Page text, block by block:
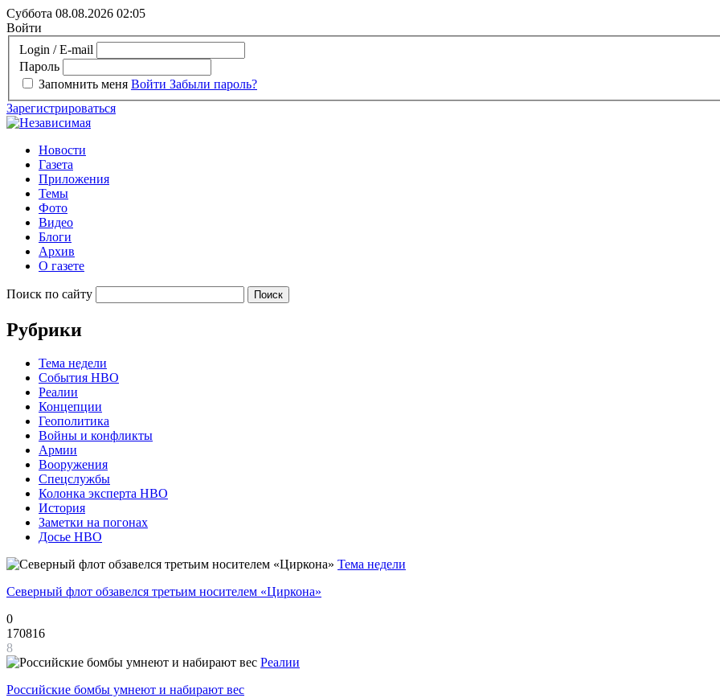
Суббота 08.08.2026 02:05
Войти
Login / E-mail
Пароль
Запомнить меня Войти Забыли пароль?
Зарегистрироваться
Новости
Газета
Приложения
Темы
Фото
Видео
Блоги
Архив
О газете
Поиск по сайту
Рубрики
Тема недели
События НВО
Реалии
Концепции
Геополитика
Войны и конфликты
Армии
Вооружения
Спецслужбы
Колонка эксперта НВО
История
Заметки на погонах
Досье НВО
Тема недели
Северный флот обзавелся третьим носителем «Циркона»
0
170816
8
Реалии
Российские бомбы умнеют и набирают вес